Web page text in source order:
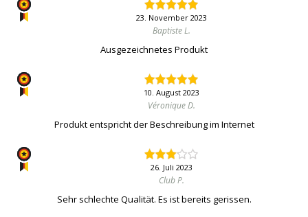
23. November 2023
Baptiste L.
Ausgezeichnetes Produkt
10. August 2023
Véronique D.
Produkt entspricht der Beschreibung im Internet
26. Juli 2023
Club P.
Sehr schlechte Qualität. Es ist bereits gerissen.